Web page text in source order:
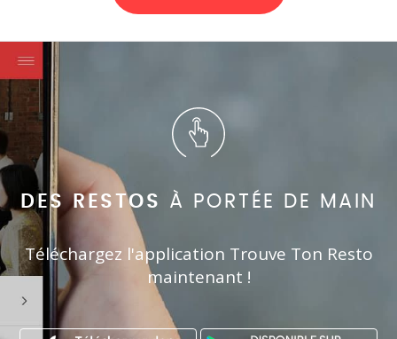
DES RESTOS À PORTÉE DE MAIN
Téléchargez l'application Trouve Ton Resto
maintenant !